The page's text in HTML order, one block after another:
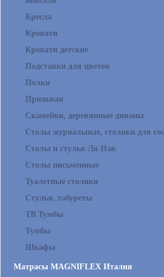
Кресла
Кровати
Кровати детские
Подставки для цветов
Полки
Прихожая
Скамейки, деревянные диваны
Столы журнальные, столики для
Столы и стулья Ля Нэж
Столы письменные
Туалетные столики
Стулья, табуреты
ТВ Тумбы
Тумбы
Шкафы
Матрасы MAGNIFLEX Италия